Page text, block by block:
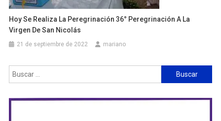
Hoy Se Realiza La Peregrinación 36° Peregrinación A La
Virgen De San Nicolás
21 de septiembre de 2022 mariano
Buscar: